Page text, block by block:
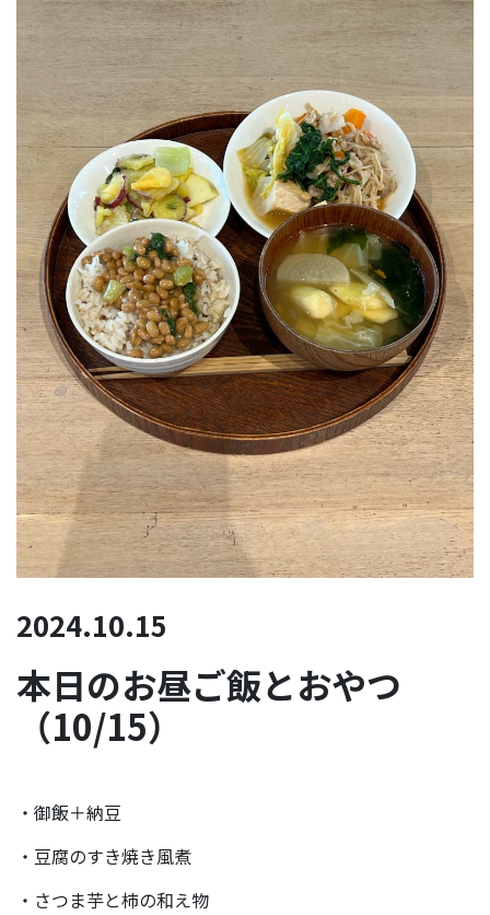
2024.10.15
本日のお昼ご飯とおやつ
（10/15）
・御飯＋納豆
・豆腐のすき焼き風煮
・さつま芋と柿の和え物